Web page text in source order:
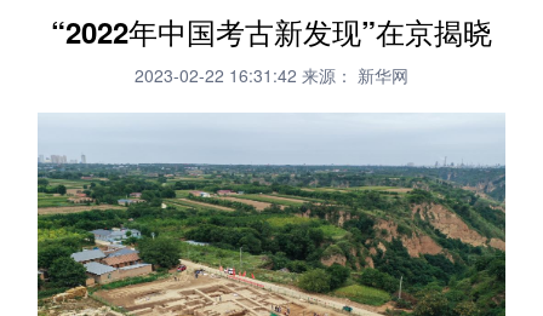
学习进行时 高层 时政 人事
财经 网评
科技 科创 量子 体育
文化 书画 健康 军事
访谈 视频 图片 政务
“2022年中国考古新发现”在京揭晓
2023-02-22 16:31:42 来源： 新华网